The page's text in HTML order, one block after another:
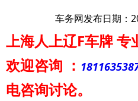
车务网发布日期：
上海人上辽F车牌专
欢迎咨询 ：
电咨询讨论。